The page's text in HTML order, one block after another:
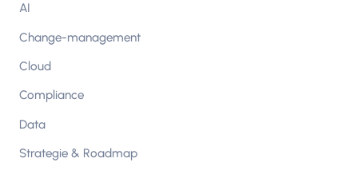
AI
Change-management
Cloud
Compliance
Data
Strategie & Roadmap